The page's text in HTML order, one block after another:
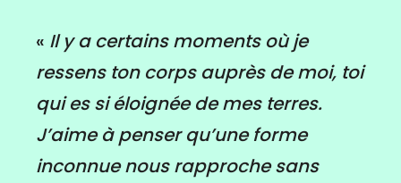
« Il y a certains moments où je
ressens ton corps auprès de moi, toi
qui es si éloignée de mes terres.
J’aime à penser qu’une forme
inconnue nous rapproche sans